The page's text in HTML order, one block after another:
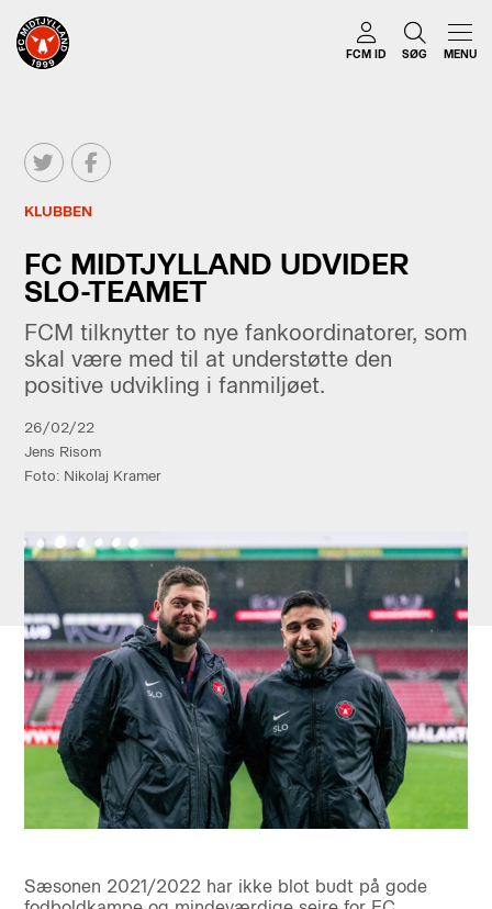
FCM ID SØG MENU
KLUBBEN
FC MIDTJYLLAND UDVIDER
SLO-TEAMET
FCM tilknytter to nye fankoordinatorer, som
skal være med til at understøtte den
positive udvikling i fanmiljøet.
26/02/22
Jens Risom
Foto: Nikolaj Kramer
Sæsonen 2021/2022 har ikke blot budt på gode